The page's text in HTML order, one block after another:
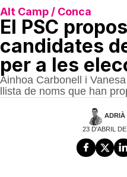
Alt Camp / Conca
El PSC
candidates
per a les
Ainhoa Carbonell i
llista de noms que han
ADRIÀ
23 D'ABRIL